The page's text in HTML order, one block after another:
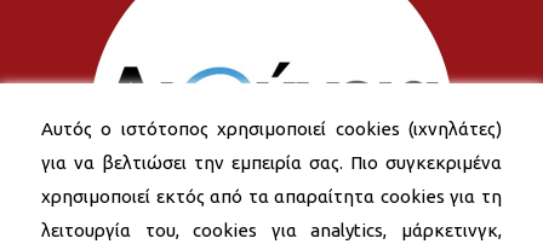
Αυτός ο ιστότοπος χρησιμοποιεί cookies (ιχνηλάτες)
για να βελτιώσει την εμπειρία σας. Πιο συγκεκριμένα
χρησιμοποιεί εκτός από τα απαραίτητα cookies για τη
λειτουργία του, cookies για analytics, μάρκετινγκ,